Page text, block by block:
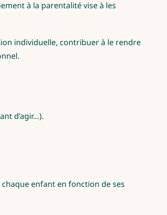
à la parentalité vise à les
individuelle, contribuer à le rendre
d’agir…).
enfant en fonction de ses